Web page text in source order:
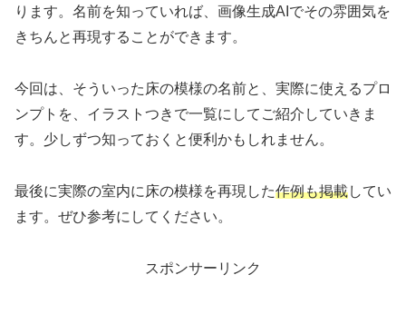
ります。名前を知っていれば、画像生成AIでその雰囲気を
きちんと再現することができます。
今回は、そういった床の模様の名前と、実際に使えるプロ
ンプトを、イラストつきで一覧にしてご紹介していきま
す。少しずつ知っておくと便利かもしれません。
最後に実際の室内に床の模様を再現した作例も掲載してい
ます。ぜひ参考にしてください。
スポンサーリンク